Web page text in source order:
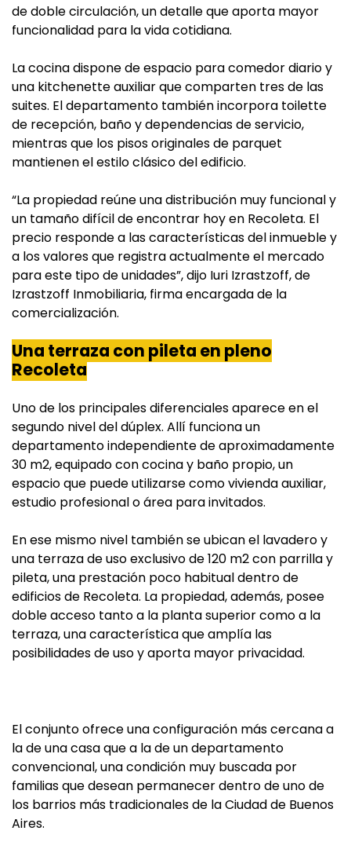
de doble circulación, un detalle que aporta mayor
funcionalidad para la vida cotidiana.
La cocina dispone de espacio para comedor diario y
una kitchenette auxiliar que comparten tres de las
suites. El departamento también incorpora toilette
de recepción, baño y dependencias de servicio,
mientras que los pisos originales de parquet
mantienen el estilo clásico del edificio.
“La propiedad reúne una distribución muy funcional y
un tamaño difícil de encontrar hoy en Recoleta. El
precio responde a las características del inmueble y
a los valores que registra actualmente el mercado
para este tipo de unidades”, dijo Iuri Izrastzoff, de
Izrastzoff Inmobiliaria, firma encargada de la
comercialización.
Una terraza con pileta en pleno
Recoleta
Uno de los principales diferenciales aparece en el
segundo nivel del dúplex. Allí funciona un
departamento independiente de aproximadamente
30 m2, equipado con cocina y baño propio, un
espacio que puede utilizarse como vivienda auxiliar,
estudio profesional o área para invitados.
En ese mismo nivel también se ubican el lavadero y
una terraza de uso exclusivo de 120 m2 con parrilla y
pileta, una prestación poco habitual dentro de
edificios de Recoleta. La propiedad, además, posee
doble acceso tanto a la planta superior como a la
terraza, una característica que amplía las
posibilidades de uso y aporta mayor privacidad.
El conjunto ofrece una configuración más cercana a
la de una casa que a la de un departamento
convencional, una condición muy buscada por
familias que desean permanecer dentro de uno de
los barrios más tradicionales de la Ciudad de Buenos
Aires.